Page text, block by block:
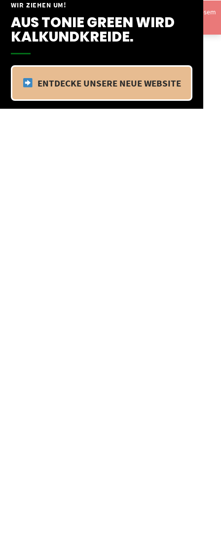
WIR ZIEHEN UM!
AUS TONIE GREEN WIRD
KALKUNDKREIDE.
ENTDECKE UNSERE NEUE WEBSITE
Springe
Inhalt
Vom 09.04.25 - 20.04.25 befinden wir uns im Betriebsurlaub. In diesem
Zeitraum findet kein Versand statt.Ausblenden